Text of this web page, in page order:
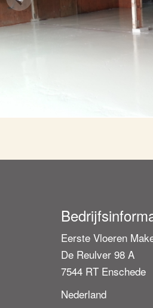
Eerste Vloeren
De Reulver 98 A
7544 RT Enschede
Nederland